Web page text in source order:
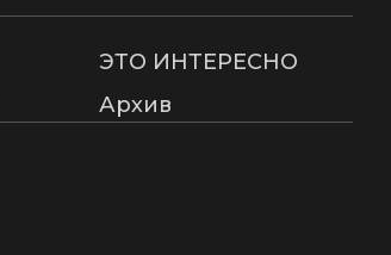
ЭТО ИНТЕРЕСНО
Архив